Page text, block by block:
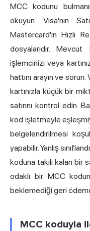
MCC kodunu
okuyun. Visa'nın
Mastercard'ın Hızlı
dosyalarıdır.
işlemcinizi veya
hattını arayın ve
kartınızla küçük bir
satırını kontrol edin.
kod işletmeyle
belgelendirilmesi
yapabilir. Yanlış
koduna takılı kalan bir
odaklı bir MCC
beklemediği geri
MCC koduyla